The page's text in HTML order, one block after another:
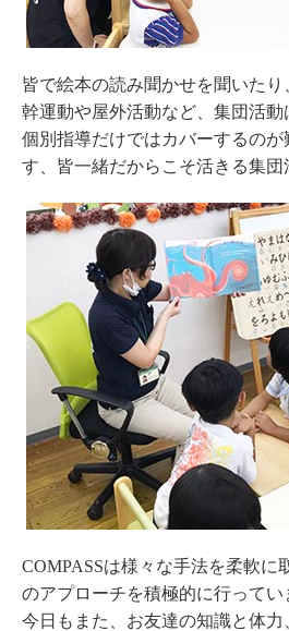
皆で絵本の読み聞かせを聞いた
幹運動や屋外活動など、集団活動
個別指導だけではカバーするの
す、皆一緒だからこそ活きる集団
COMPASSは様々な手法を柔軟に
のアプローチを積極的に行ってい
今日もまた、お友達の知識と体